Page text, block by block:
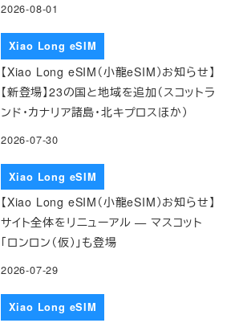
2026-08-01
Xiao Long eSIM
【Xiao Long eSIM（小龍eSIM）お知らせ】
【新登場】23の国と地域を追加（スコットラ
ンド・カナリア諸島・北キプロスほか）
2026-07-30
Xiao Long eSIM
【Xiao Long eSIM（小龍eSIM）お知らせ】
サイト全体をリニューアル — マスコット
「ロンロン（仮）」も登場
2026-07-29
Xiao Long eSIM